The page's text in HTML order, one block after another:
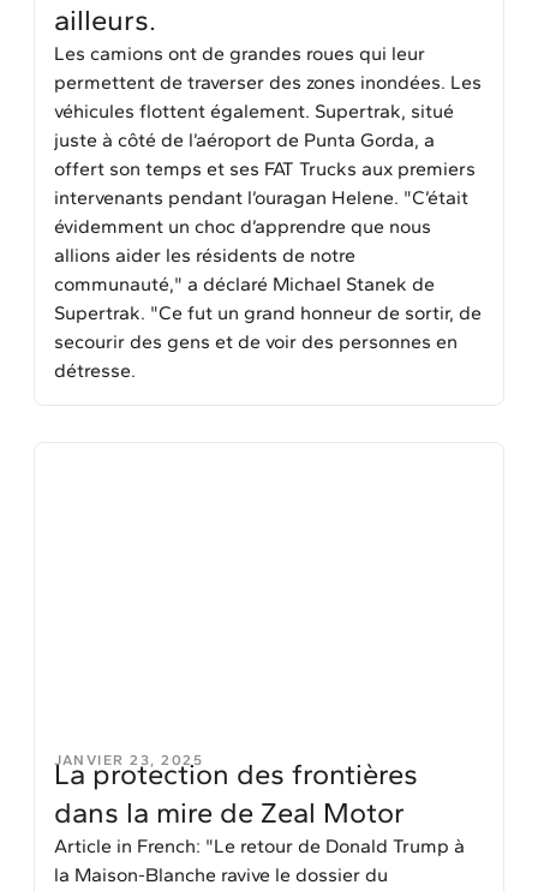
ailleurs.
Les camions ont de grandes roues qui leur
permettent de traverser des zones inondées. Les
véhicules flottent également. Supertrak, situé
juste à côté de l’aéroport de Punta Gorda, a
offert son temps et ses FAT Trucks aux premiers
intervenants pendant l’ouragan Helene. "C’était
évidemment un choc d’apprendre que nous
allions aider les résidents de notre
communauté," a déclaré Michael Stanek de
Supertrak. "Ce fut un grand honneur de sortir, de
secourir des gens et de voir des personnes en
détresse.
JANVIER 23, 2025
La protection des frontières
dans la mire de Zeal Motor
Article in French: "Le retour de Donald Trump à
la Maison-Blanche ravive le dossier du